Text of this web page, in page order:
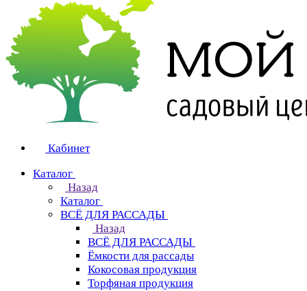
Кабинет
Каталог
Назад
Каталог
ВСЁ ДЛЯ РАССАДЫ
Назад
ВСЁ ДЛЯ РАССАДЫ
Ёмкости для рассады
Кокосовая продукция
Торфяная продукция